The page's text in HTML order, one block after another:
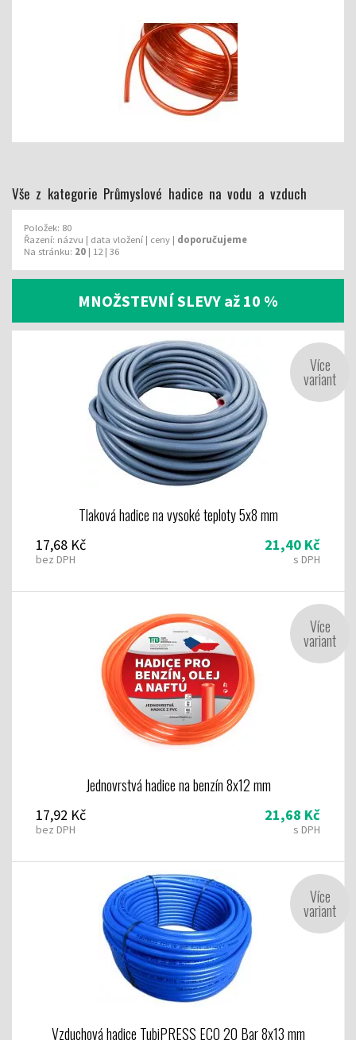
Vše z kategorie Průmyslové hadice na vodu a vzduch
Položek: 80
Řazení: názvu | data vložení | ceny | doporučujeme
Na stránku: 20 | 12 | 36
MNOŽSTEVNÍ SLEVY až 10 %
Tlaková hadice na vysoké teploty 5x8 mm
17,68 Kč
bez DPH
21,40 Kč
s DPH
Více
variant
Jednovrstvá hadice na benzín 8x12 mm
17,92 Kč
bez DPH
21,68 Kč
s DPH
Více
variant
Vzduchová hadice TubiPRESS ECO 20 Bar 8x13 mm
Více
variant